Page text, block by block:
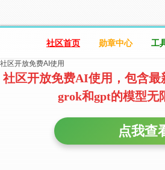
社区首页 勋章中心 工
社区开放免费AI使用
社区开放免费AI使用，包含最
grok和gpt的模型无
点我查